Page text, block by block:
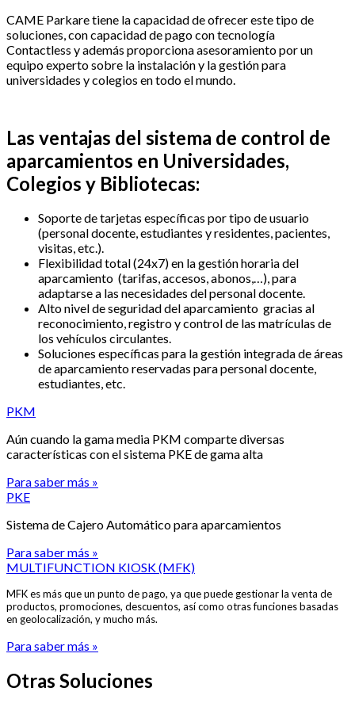
CAME Parkaretiene lacapacidaddeofrecerestetipode
soluciones , concapacidaddepagocontecnología
Contactless yademás proporcionaasesoramientoporun
equipo expertosobre la instalacióny lagestiónpara
universidades ycolegios entodoelmundo
Las ventajas del sistema de control de
aparcamientos en Universidades,
Colegios y Bibliotecas:
Soportedetarjetas específicas portipodeusuario
(personaldocente,estudiantes yresidentes,pacientes,
visitas, etc.).
Flexibilidadtotal (24x7) en lagestiónhorariadel
aparcamiento (tarifas,accesos,abonos,…),para
adaptarsea las necesidades del personaldocente.
Altoniveldeseguridaddelaparcamiento gracias al
reconocimiento,registroy control de las matrículas de
los vehículos circulantes.
Soluciones específicas para lagestión integradadeáreas
deaparcamientoreservadas parapersonaldocente,
estudiantes, etc.
PKM
Aún cuando la gama media PKM comparte diversas
características con el sistema PKE de gama alta
Para saber más »
PKE
Sistema de Cajero Automático para aparcamientos
Para saber más »
MULTIFUNCTION KIOSK (MFK)
MFK es más que un punto de pago, ya que puede gestionar la venta de
productos, promociones, descuentos, así como otras funciones basadas
en geolocalización, y mucho más.
Para saber más »
Otras Soluciones